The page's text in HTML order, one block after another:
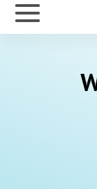
links